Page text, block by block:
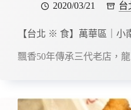
2020/03/21 台
【台北 ※ 食】萬華區｜小
飄香50年傳承三代老店，